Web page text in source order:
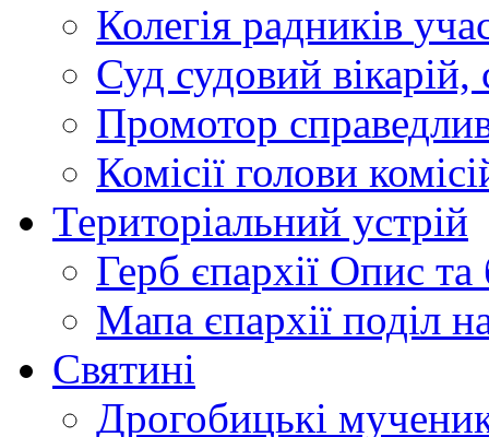
Колегія радників
Суд судовий вікарій,
Промотор
Комісії голови
Територіальний устрій
Герб єпархії Опис та
Мапа єпархії поділ
Святині
Дрогобицькі